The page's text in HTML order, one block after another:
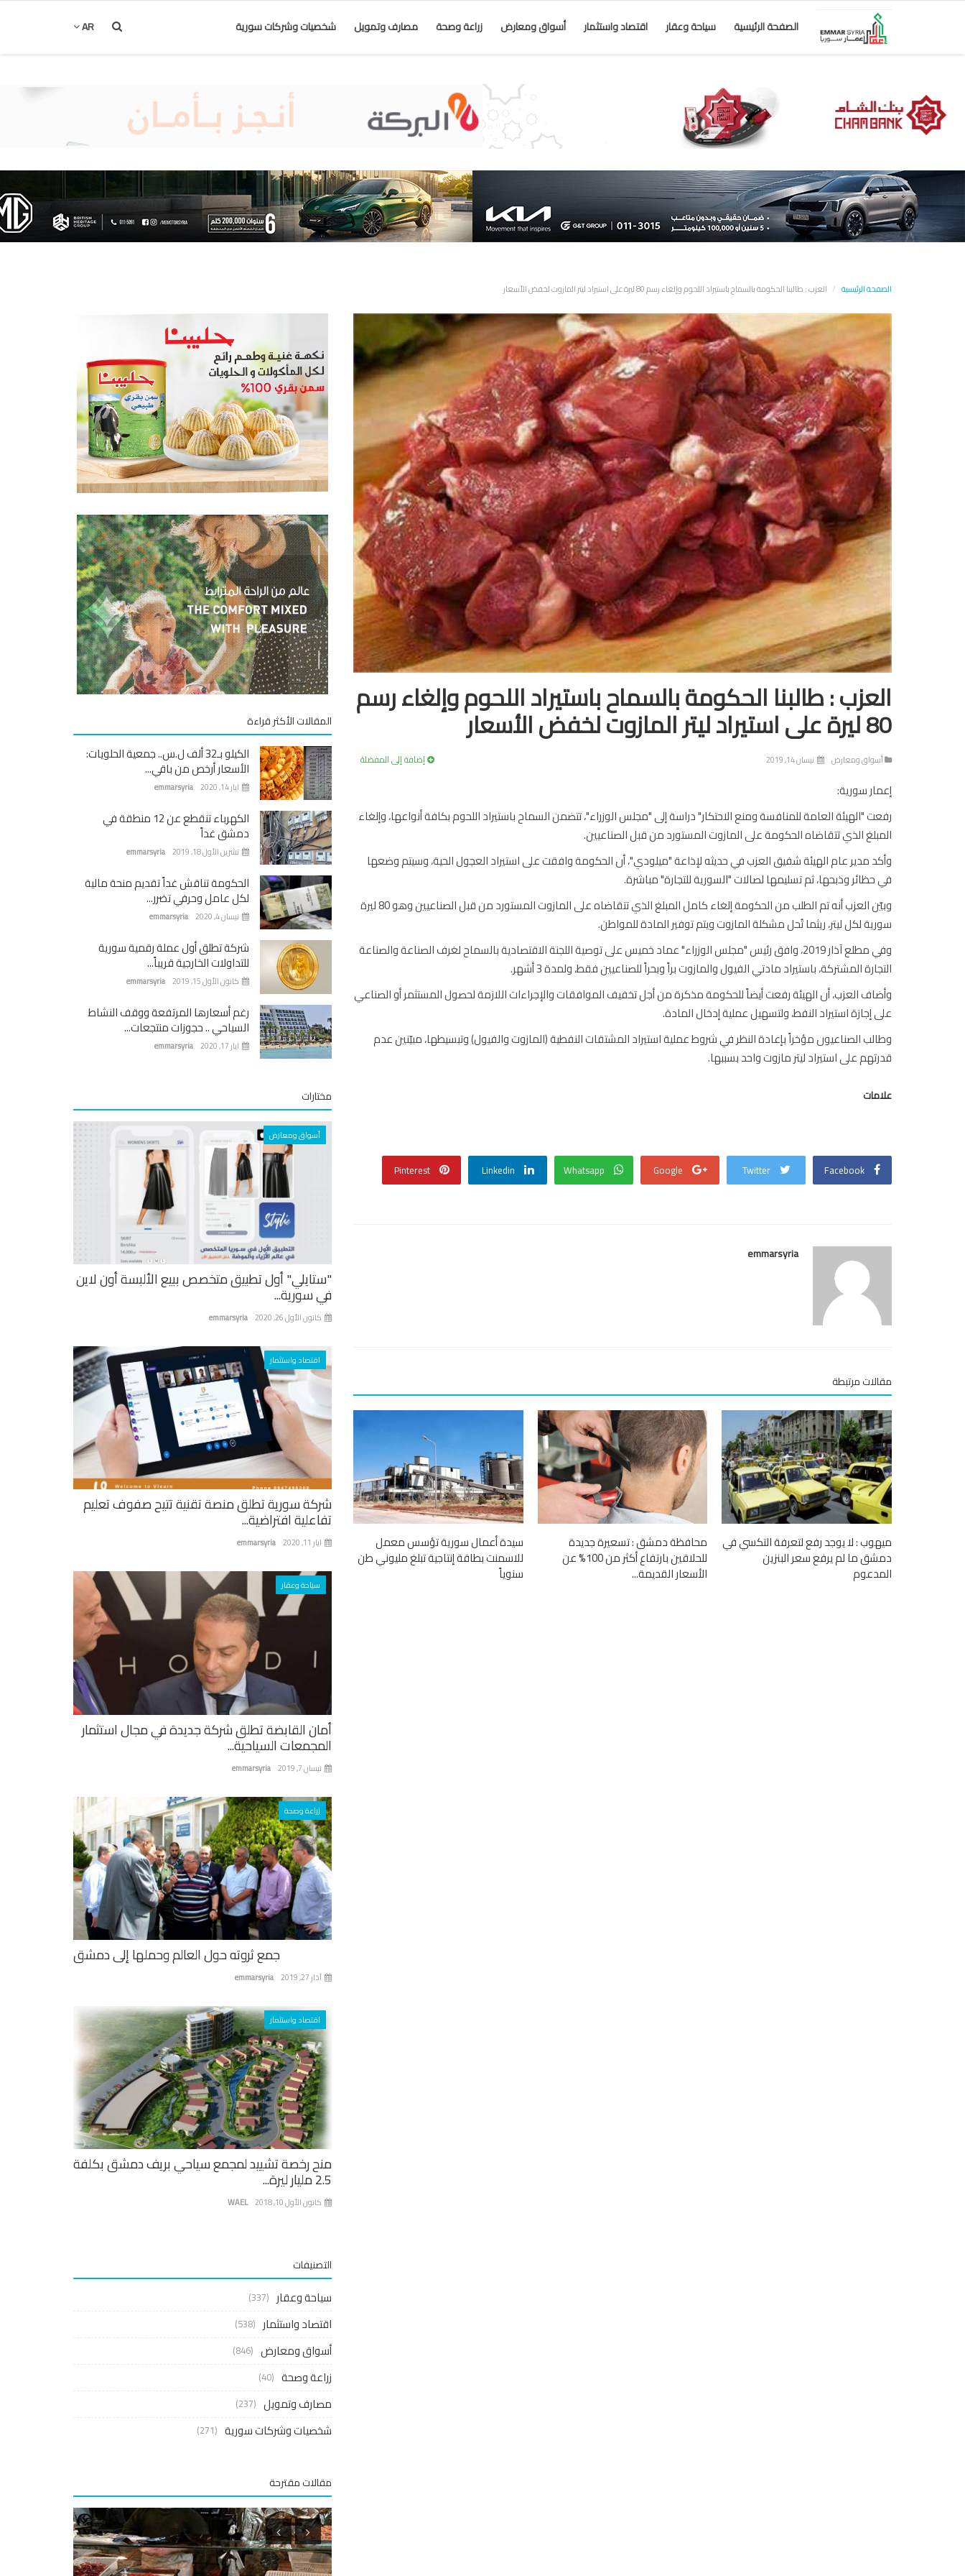
الصفحة الرئيسية سياحة وعقار اقتصاد واستثمار أسواق ومعارض زراعة وصحة مصارف وتمويل شخصيات وشركات سورية AR
الصفحة الرئيسية العزب : طالبنا الحكومة بالسماح باستيراد اللحوم وإلغاء رسم 80 ليرة على استيراد ليتر المازوت لخفض الأسعار
العزب : طالبنا الحكومة بالسماح باستيراد اللحوم وإلغاء رسم
80 ليرة على استيراد ليتر المازوت لخفض الأسعار
أسواق ومعارض نيسان 14, 2019 إضافة إلى المفضلة
إعمار سورية:
رفعت "الهيئة العامة للمنافسة ومنع الاحتكار" دراسة إلى "مجلس الوزراء"، تتضمن السماح باستيراد اللحوم بكافة أنواعها، وإلغاء
المبلغ الذي تتقاضاه الحكومة على المازوت المستورد من قبل الصناعيين.
وأكد مدير عام الهيئة شفيق العزب في حديثه لإذاعة "ميلودي"، أن الحكومة وافقت على استيراد العجول الحية، وسيتم وضعها
في حظائر وذبحها، ثم تسليمها لصالات "السورية للتجارة" مباشرة.
وبيّن العزب أنه تم الطلب من الحكومة إلغاء كامل المبلغ الذي تتقاضاه على المازوت المستورد من قبل الصناعيين وهو 80 ليرة
سورية لكل ليتر، ريثما تُحل مشكلة المازوت ويتم توفير المادة للمواطن.
وفي مطلع آذار 2019، وافق رئيس "مجلس الوزراء" عماد خميس على توصية اللجنة الاقتصادية بالسماح لغرف الصناعة والصناعة
التجارة المشتركة، باستيراد مادتي الفيول والمازوت براً وبحراً للصناعيين فقط، ولمدة 3 أشهر.
وأضاف العزب، أن الهيئة رفعت أيضاً للحكومة مذكرة من أجل تخفيف الموافقات والإجراءات اللازمة لحصول المستثمر أو الصناعي
على إجازة استيراد النفط، ولتسهيل عملية إدخال المادة.
وطالب الصناعيون مؤخراً بإعادة النظر في شروط عملية استيراد المشتقات النفطية (المازوت والفيول) وتبسيطها، مبيّنين عدم
قدرتهم على استيراد ليتر مازوت واحد بسببها.
علامات
Facebook
Twitter
Google
Whatsapp
Linkedin
Pinterest
emmarsyria
مقالات مرتبطة
ميهوب : لا يوجد رفع لتعرفة التكسي في
دمشق ما لم يرفع سعر البنزين
المدعوم
محافظة دمشق : تسعيرة جديدة
للحلاقين بارتفاع أكثر من 100% عن
الأسعار القديمة...
سيدة أعمال سورية تؤسس معمل
للاسمنت بطاقة إنتاجية تبلغ مليوني طن
سنوياً
المقالات الأكثر قراءة
الكيلو بـ32 ألف ل.س.. جمعية الحلويات:
الأسعار أرخص من باقي...
emmarsyria ايار 14, 2020
الكهرباء تنقطع عن 12 منطقة في
دمشق غداً
emmarsyria تشرين الأول 18, 2019
الحكومة تناقش غداً تقديم منحة مالية
لكل عامل وحرفي تضرر...
emmarsyria نيسان 4, 2020
شركة تطلق أول عملة رقمية سورية
للتداولات الخارجية قريباً...
emmarsyria كانون الأول 15, 2019
رغم أسعارها المرتفعة ووقف النشاط
السياحي .. حجوزات منتجعات...
emmarsyria ايار 17, 2020
مختارات
أسواق ومعارض
"ستايلي" أول تطبيق متخصص ببيع الألبسة أون لاين
في سورية...
emmarsyria كانون الأول 26, 2020
اقتصاد واستثمار
شركة سورية تطلق منصة تقنية تتيح صفوف تعليم
تفاعلية افتراضية...
emmarsyria ايار 11, 2020
سياحة وعقار
أمان القابضة تطلق شركة جديدة في مجال استثمار
المجمعات السياحية...
emmarsyria نيسان 7, 2019
زراعة وصحة
جمع ثروته حول العالم وحملها إلى دمشق
emmarsyria آذار 27, 2019
اقتصاد واستثمار
منح رخصة تشييد لمجمع سياحي بريف دمشق بكلفة
2.5 مليار ليرة...
WAEL كانون الأول 10, 2018
التصنيفات
سياحة وعقار (337)
اقتصاد واستثمار (538)
أسواق ومعارض (846)
زراعة وصحة (40)
مصارف وتمويل (237)
شخصيات وشركات سورية (271)
مقالات مقترحة